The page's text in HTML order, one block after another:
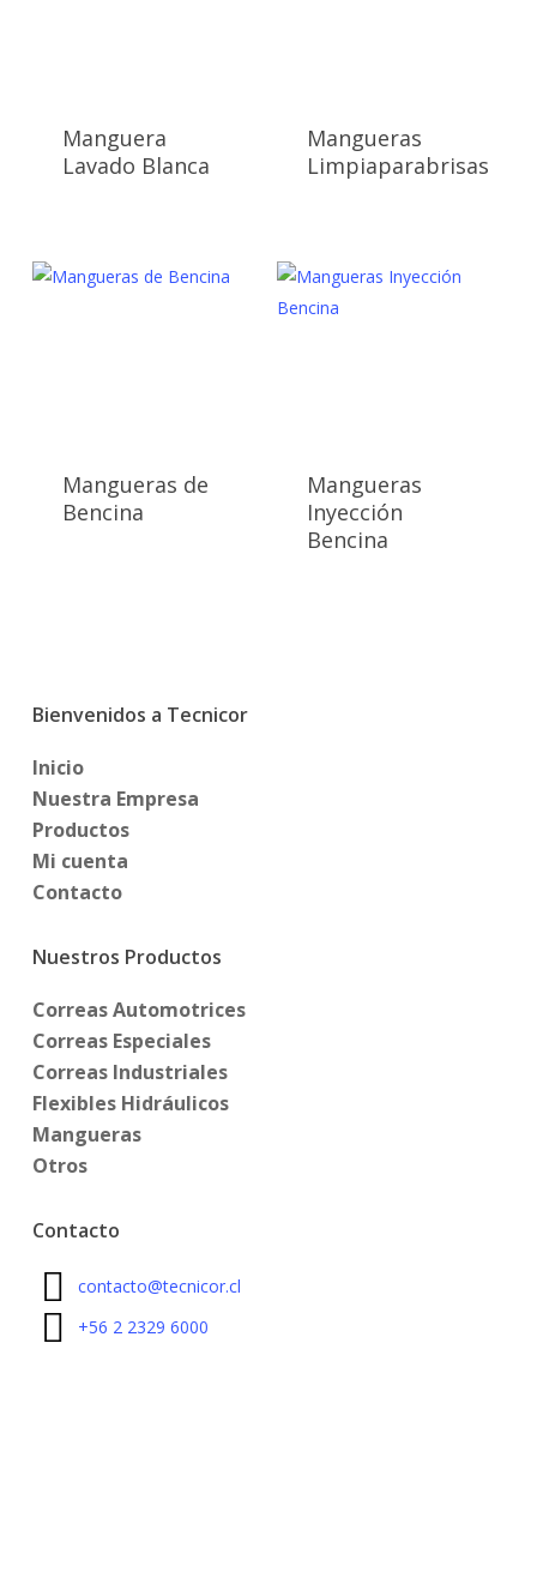
Manguera
Lavado Blanca
Mangueras
Limpiaparabrisas
Mangueras de
Bencina
Mangueras
Inyección
Bencina
Bienvenidos a Tecnicor
Inicio
Nuestra Empresa
Productos
Mi cuenta
Contacto
Nuestros Productos
Correas Automotrices
Correas Especiales
Correas Industriales
Flexibles Hidráulicos
Mangueras
Otros
Contacto
contacto@tecnicor.cl
+56 2 2329 6000